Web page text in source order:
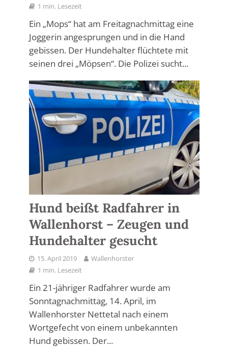
1 min. Lesezeit
Ein „Mops“ hat am Freitagnachmittag eine
Joggerin angesprungen und in die Hand
gebissen. Der Hundehalter flüchtete mit
seinen drei „Möpsen“. Die Polizei sucht...
Hund beißt Radfahrer in
Wallenhorst – Zeugen und
Hundehalter gesucht
15. April 2019
Wallenhorster
1 min. Lesezeit
Ein 21-jähriger Radfahrer wurde am
Sonntagnachmittag, 14. April, im
Wallenhorster Nettetal nach einem
Wortgefecht von einem unbekannten
Hund gebissen. Der...